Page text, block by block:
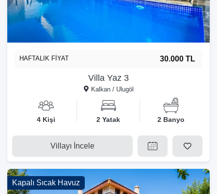
Villa Yaz 3
Kalkan / Ulugöl
HAFTALIK FİYAT 30.000 TL
4 Kişi 2 Yatak 2 Banyo
Villayı İncele
Kapalı Sıcak Havuz